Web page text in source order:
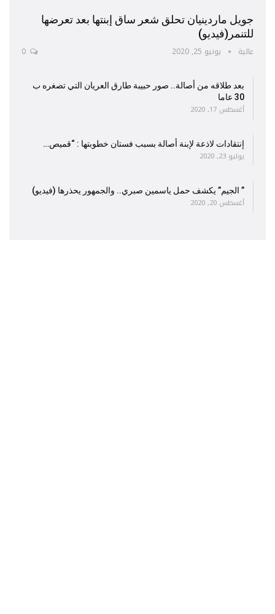
جويل ماردينيان تحلق شعر ساق إبنتها بعد تعرضها
للتنمر(فيديو)
عالية يونيو 25, 2020
بعد طلاقه من أصالة.. صور حبيبة طارق العريان التي تصغره ب
30 عاما
أغسطس 17, 2020
إنتقادات لاذعة لإبنة أصالة بسبب فستان خطوبتها : “قميص…
يوليو 23, 2020
” الجيم” يكشف حمل ياسمين صبري.. والجمهور يحذرها (فيديو)
أغسطس 20, 2020